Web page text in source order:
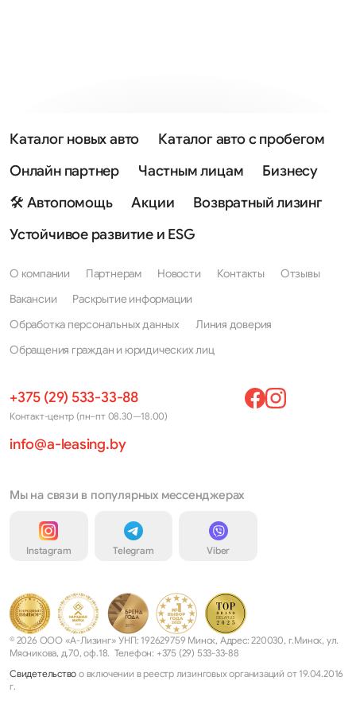
Каталог новых авто
Каталог авто с пробегом
Онлайн партнер
Частным лицам
Бизнесу
🛠 Автопомощь
Акции
Возвратный лизинг
Устойчивое развитие и ESG
О компании Партнерам Новости Контакты
Отзывы
Вакансии
Раскрытие информации
Обработка персональных данных
Линия доверия
Обращения граждан и юридических лиц
+375 (29) 533-33-88
Контакт-центр (пн–пт 08.30—18.00)
info@a-leasing.by
Мы на связи в популярных мессенджерах
Instagram Telegram Viber
© 2026 ООО «А-Лизинг» УНП: 192629759 Минск, Адрес: 220030, г.Минск, ул.
Мясникова, д.70, оф.18. Телефон: +375 (29) 533-33-88
Свидетельство о включении в реестр лизинговых организаций от 19.04.2016
г.